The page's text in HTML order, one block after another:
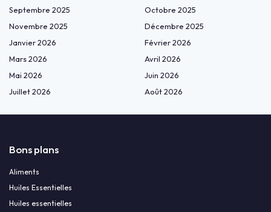
Septembre 2025
Octobre 2025
Novembre 2025
Décembre 2025
Janvier 2026
Février 2026
Mars 2026
Avril 2026
Mai 2026
Juin 2026
Juillet 2026
Août 2026
Bons plans
Aliments
Huiles Essentielles
Huiles essentielles